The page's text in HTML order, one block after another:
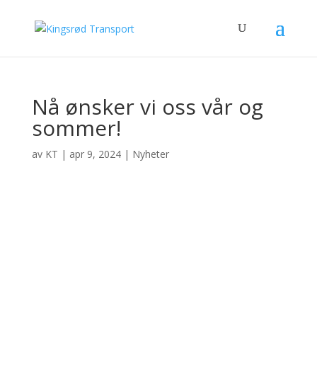
Nå ønsker vi oss vår og
sommer!
av KT | apr 9, 2024| Nyheter